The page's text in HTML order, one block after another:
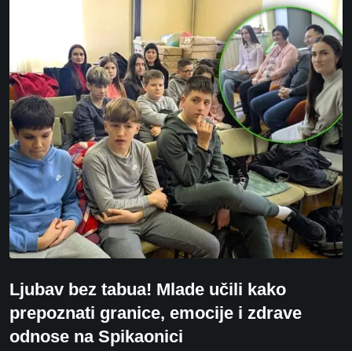
Ljubav bez tabua! Mlade učili kako
prepoznati granice, emocije i zdrave
odnose na Spikaonici